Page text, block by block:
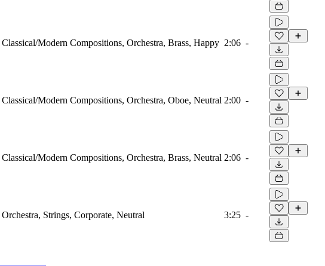
Classical/Modern Compositions, Orchestra, Brass, Happy 2:06 -
Classical/Modern Compositions, Orchestra, Oboe, Neutral 2:00 -
Classical/Modern Compositions, Orchestra, Brass, Neutral 2:06 -
Orchestra, Strings, Corporate, Neutral 3:25 -